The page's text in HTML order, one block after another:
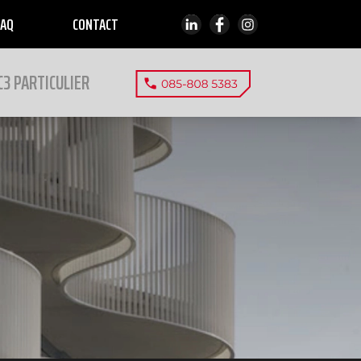
CONTACT
PARTICULIER